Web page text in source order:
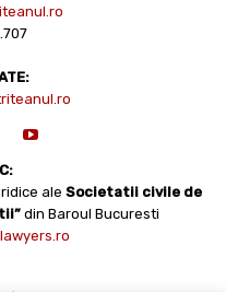
ale Societatii civile de
din Baroul Bucuresti